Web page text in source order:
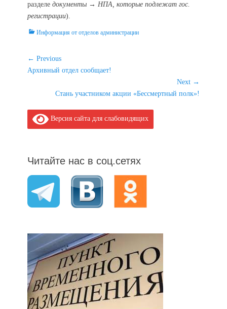
разделе документы → НПА, которые подлежат гос.
регистрации).
Categories
Информация от отделов администрации
Навигация
по
← Previous
Previous
Архивный отдел сообщает!
Next →
Стань участником акции «Бессмертный полк»!
Версия сайта для слабовидящих
Читайте нас в соц.сетях